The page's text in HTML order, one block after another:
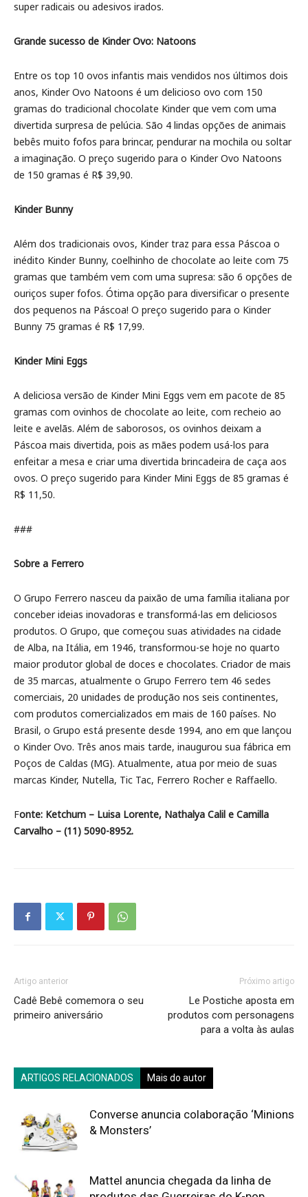
super radicais ou adesivos irados.
Grande sucesso de Kinder Ovo: Natoons
Entre os top 10 ovos infantis mais vendidos nos últimos dois
anos, Kinder Ovo Natoons é um delicioso ovo com 150
gramas do tradicional chocolate Kinder que vem com uma
divertida surpresa de pelúcia. São 4 lindas opções de animais
bebês muito fofos para brincar, pendurar na mochila ou soltar
a imaginação. O preço sugerido para o Kinder Ovo Natoons
de 150 gramas é R$ 39,90.
Kinder Bunny
Além dos tradicionais ovos, Kinder traz para essa Páscoa o
inédito Kinder Bunny, coelhinho de chocolate ao leite com 75
gramas que também vem com uma supresa: são 6 opções de
ouriços super fofos. Ótima opção para diversificar o presente
dos pequenos na Páscoa! O preço sugerido para o Kinder
Bunny 75 gramas é R$ 17,99.
Kinder Mini Eggs
A deliciosa versão de Kinder Mini Eggs vem em pacote de 85
gramas com ovinhos de chocolate ao leite, com recheio ao
leite e avelãs. Além de saborosos, os ovinhos deixam a
Páscoa mais divertida, pois as mães podem usá-los para
enfeitar a mesa e criar uma divertida brincadeira de caça aos
ovos. O preço sugerido para Kinder Mini Eggs de 85 gramas é
R$ 11,50.
###
Sobre a Ferrero
O Grupo Ferrero nasceu da paixão de uma família italiana por
conceber ideias inovadoras e transformá-las em deliciosos
produtos. O Grupo, que começou suas atividades na cidade
de Alba, na Itália, em 1946, transformou-se hoje no quarto
maior produtor global de doces e chocolates. Criador de mais
de 35 marcas, atualmente o Grupo Ferrero tem 46 sedes
comerciais, 20 unidades de produção nos seis continentes,
com produtos comercializados em mais de 160 países. No
Brasil, o Grupo está presente desde 1994, ano em que lançou
o Kinder Ovo. Três anos mais tarde, inaugurou sua fábrica em
Poços de Caldas (MG). Atualmente, atua por meio de suas
marcas Kinder, Nutella, Tic Tac, Ferrero Rocher e Raffaello.
Fonte: Ketchum – Luisa Lorente, Nathalya Calil e Camilla
Carvalho – (11) 5090-8952.
Artigo anterior
Cadê Bebê comemora o seu
primeiro aniversário
Próximo artigo
Le Postiche aposta em
produtos com personagens
para a volta às aulas
ARTIGOS RELACIONADOS Mais do autor
Converse anuncia colaboração ‘Minions
& Monsters’
Mattel anuncia chegada da linha de